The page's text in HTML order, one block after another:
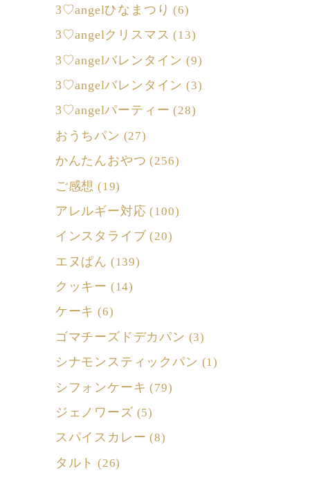
3♡angelひなまつり (6)
3♡angelクリスマス (13)
3♡angelバレンタイン (9)
3♡angelバレンタイン (3)
3♡angelパーティー (28)
おうちパン (27)
かんたんおやつ (256)
ご感想 (19)
アレルギー対応 (100)
インスタライブ (20)
エヌぱん (139)
クッキー (14)
ケーキ (6)
ゴマチーズドデカパン (3)
シナモンスティックパン (1)
シフォンケーキ (79)
ジェノワーズ (5)
スパイスカレー (8)
タルト (26)